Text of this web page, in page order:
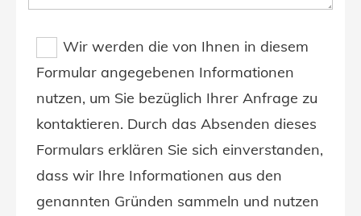
Wir werden die von Ihnen in diesem
Formular angegebenen Informationen
nutzen, um Sie bezüglich Ihrer Anfrage zu
kontaktieren. Durch das Absenden dieses
Formulars erklären Sie sich einverstanden,
dass wir Ihre Informationen aus den
genannten Gründen sammeln und nutzen